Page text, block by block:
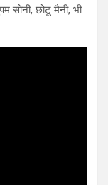
सोनी, छोटू मैनी, भी